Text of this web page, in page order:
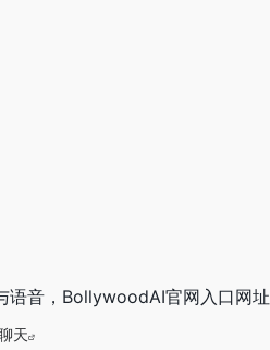
语音，BollywoodAI官网入口网址
天